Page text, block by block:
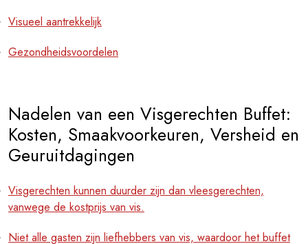
Visueel aantrekkelijk
Gezondheidsvoordelen
Nadelen van een Visgerechten Buffet:
Kosten, Smaakvoorkeuren, Versheid en
Geuruitdagingen
Visgerechten kunnen duurder zijn dan vleesgerechten,
vanwege de kostprijs van vis.
Niet alle gasten zijn liefhebbers van vis, waardoor het buffet